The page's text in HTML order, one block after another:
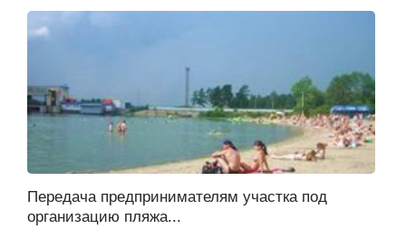
Передача предпринимателям участка под
организацию пляжа...